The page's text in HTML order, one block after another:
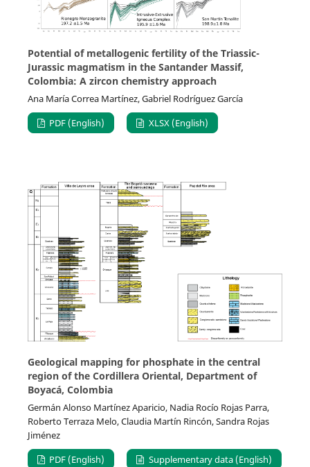
Potential of metallogenic fertility of the Triassic-
Jurassic magmatism in the Santander Massif,
Colombia: A zircon chemistry approach
Ana María Correa Martínez, Gabriel Rodríguez García
PDF (English)
XLSX (English)
Geological mapping for phosphate in the central
region of the Cordillera Oriental, Department of
Boyacá, Colombia
Germán Alonso Martínez Aparicio, Nadia Rocío Rojas Parra,
Roberto Terraza Melo, Claudia Martín Rincón, Sandra Rojas
Jiménez
PDF (English)
Supplementary data (English)